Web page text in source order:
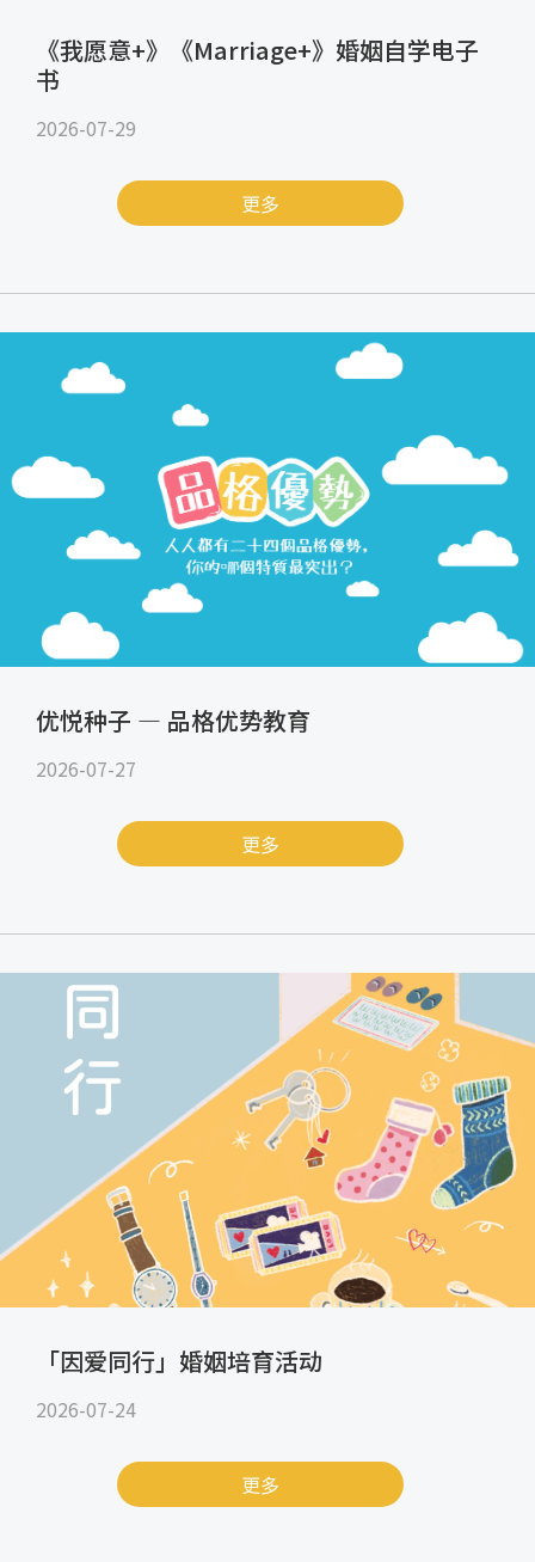
《我愿意+》《Marriage+》婚姻自学电子
书
2026-07-29
更多
优悦种子 — 品格优势教育
2026-07-27
更多
「因爱同行」婚姻培育活动
2026-07-24
更多